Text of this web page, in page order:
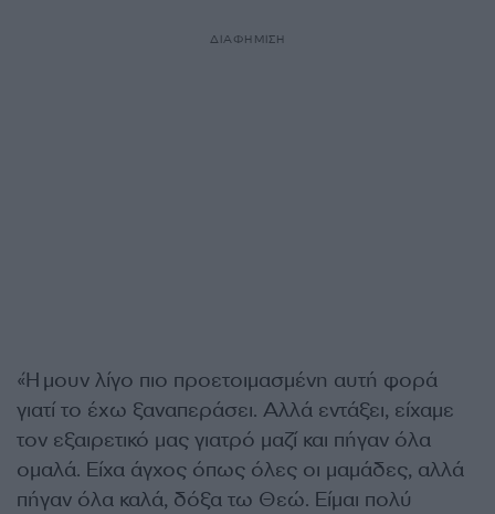
ΔΙΑΦΗΜΙΣΗ
«Ήμουν λίγο πιο προετοιμασμένη αυτή φορά
γιατί το έχω ξαναπεράσει. Αλλά εντάξει, είχαμε
τον εξαιρετικό μας γιατρό μαζί και πήγαν όλα
ομαλά. Είχα άγχος όπως όλες οι μαμάδες, αλλά
πήγαν όλα καλά, δόξα τω Θεώ. Είμαι πολύ